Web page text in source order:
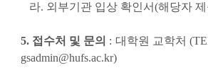
라. 외부기관 입상 확인서(해당자
5. 접수처 및 문의 : 대학원 교학처
gsadmin@hufs.ac.kr)